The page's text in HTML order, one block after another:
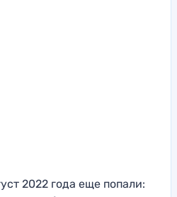
2022 года еще попали: